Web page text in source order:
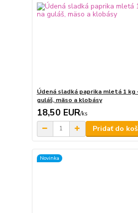
Údená sladká paprika mletá 1 kg
guláš, mäso a klobásy
18,50 EUR/ks
Pridať do
Novinka